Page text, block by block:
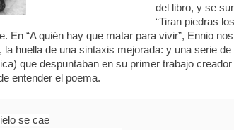
del libro, y se
“Tiran piedras
En “A quién hay que matar para vivir”, Ennio
la huella de una sintaxis mejorada: y una serie
que despuntaban en su primer trabajo
entender el poema.
se cae